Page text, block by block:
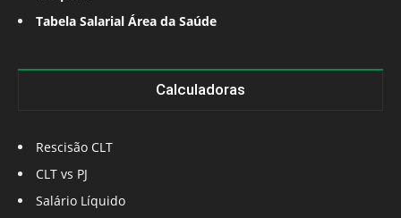
Tabela Salarial Área da Saúde
Calculadoras
Rescisão CLT
CLT vs PJ
Salário Líquido